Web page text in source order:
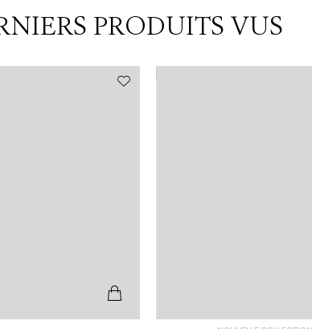
PRODUITS VUS